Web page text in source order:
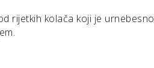
rijetkih kolača koji je urnebesno